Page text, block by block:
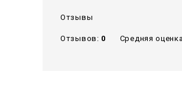
Отзывы
Отзывов: 0 Средняя